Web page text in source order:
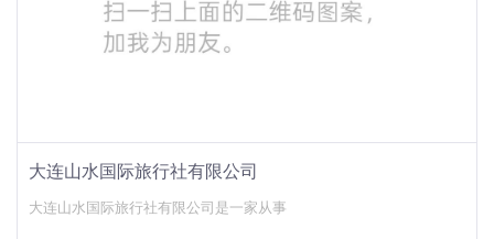
大连山水国际旅行社有限公司
大连山水国际旅行社有限公司是一家从事